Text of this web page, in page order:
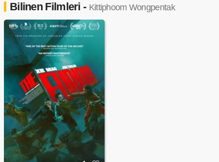
Bilinen Filmleri - Kittiphoom Wongpentak